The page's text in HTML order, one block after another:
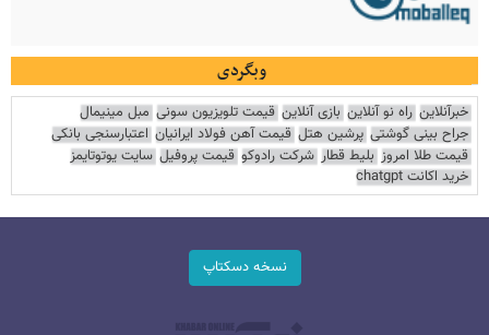
وبگردی
خبرآنلاین راه نو آنلاین بازی آنلاین قیمت تلویزیون سونی مبل مینیمال
جراح بینی گوشتی پرشین هتل قیمت آهن فولاد ایرانیان اعتبارسنجی بانکی
قیمت طلا امروز بلیط قطار شرکت رادوکو قیمت پروفیل سایت یوتوتایمز
خرید اکانت chatgpt
نسخه دسکتاپ